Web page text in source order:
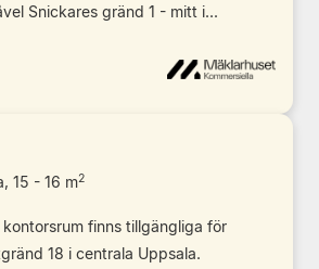
Snickares gränd 1 - mitt i...
15 - 16 m2
finns tillgängliga för
18 i centrala Uppsala.